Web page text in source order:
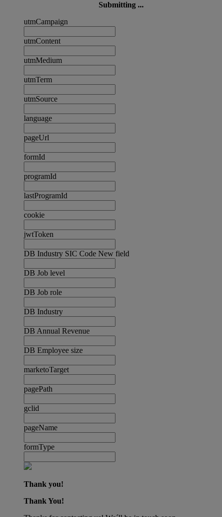
Submitting ...
utmCampaign
utmContent
utmMedium
utmTerm
utmSource
language
pageUrl
formId
programId
lastProgramId
cookie
jwtToken
DB Industry SIC Code New field
DB Job level
DB Job role
DB Industry
DB Annual Revenue
DB Employee size
marketoTarget
pagePath
gclid
pageName
formType
Thank you!
Thank You!